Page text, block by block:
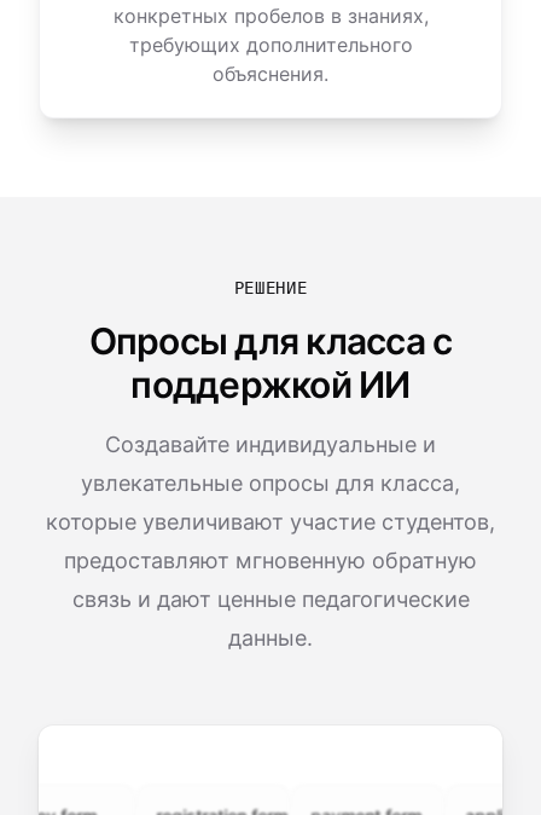
конкретных пробелов в знаниях,
требующих дополнительного
объяснения.
РЕШЕНИЕ
Опросы для класса с
поддержкой ИИ
Создавайте индивидуальные и
увлекательные опросы для класса,
которые увеличивают участие студентов,
предоставляют мгновенную обратную
связь и дают ценные педагогические
данные.